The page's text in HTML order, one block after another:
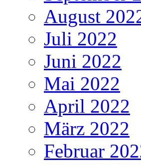
August
Juli 2022
Juni 2022
Mai 2022
April 2022
März 2022
Februar